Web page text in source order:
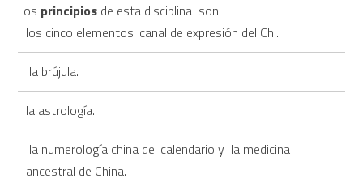
Los principios de esta disciplina son:
los cinco elementos: canal de expresión del Chi.
la brújula.
la astrología.
la numerología china del calendario y la medicina
ancestral de China.